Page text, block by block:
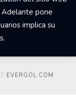
Adelante pone
implica su
EVERGOL.COM